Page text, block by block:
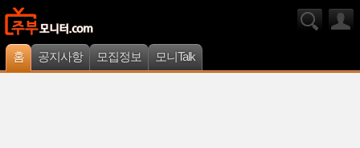
홈 공지사항 모집정보 모니Talk